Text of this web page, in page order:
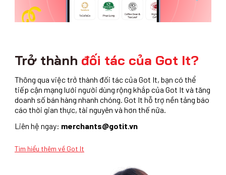
Trở thành đối tác của Got It?
Thông qua việc trở thành đối tác của Got It, bạn có thể
tiếp cận mạng lưới người dùng rộng khắp của Got It và tăng
doanh số bán hàng nhanh chóng. Got It hỗ trợ nền tảng báo
cáo thời gian thực, tài nguyên và hơn thế nữa.
Liên hệ ngay: merchants@gotit.vn
Tìm hiểu thêm về Got It